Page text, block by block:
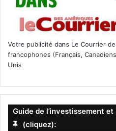
Votre publicité dans Le Courrier
francophones (Français,
Unis
Guide de l’investissement
(cliquez):